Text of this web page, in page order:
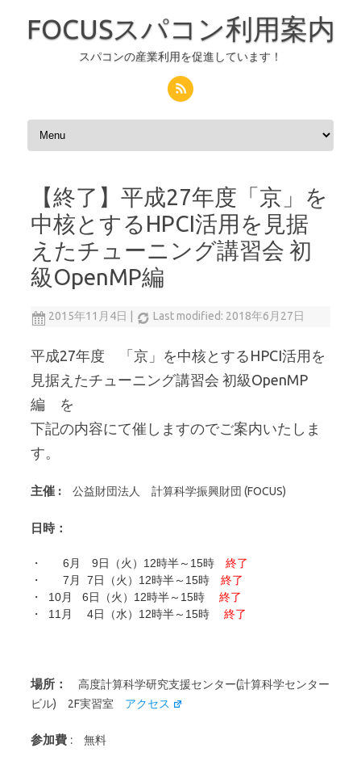
FOCUSスパコン利用案内
スパコンの産業利用を促進しています！
コンテンツへスキップ
【終了】平成27年度「京」を
中核とするHPCI活用を見据
えたチューニング講習会 初
級OpenMP編
2015年11月4日 Last modified: 2018年6月27日
平成27年度 「京」を中核とするHPCI活用を
見据えたチューニング講習会 初級OpenMP
編 を
下記の内容にて催しますのでご案内いたしま
す。
主催 : 公益財団法人 計算科学振興財団 (FOCUS)
日時：
・ 6月 9日（火）12時半～15時 終了
・ 7月 7日（火） 12時半～15時
終了
・ 10月 6日（火）12時半～15時 終了
・ 11月 4日（水）12時半～15時 終了
場所：
高度計算科学研究支援センター(計算科学センター
ビル) 2F実習室 アクセス
参加費 : 無料